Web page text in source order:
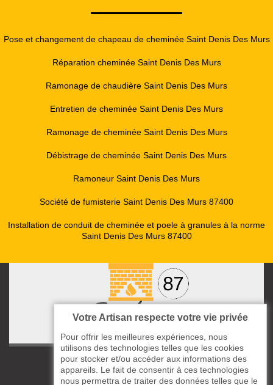
Pose et changement de chapeau de cheminée Saint Denis Des Murs
Réparation cheminée Saint Denis Des Murs
Ramonage de chaudière Saint Denis Des Murs
Entretien de cheminée Saint Denis Des Murs
Ramonage de cheminée Saint Denis Des Murs
Débistrage de cheminée Saint Denis Des Murs
Ramoneur Saint Denis Des Murs
Société de fumisterie Saint Denis Des Murs 87400
Installation de conduit de cheminée et poele à granules à la norme
Saint Denis Des Murs 87400
ccas le Bourg
87220 Boisseuil
Votre Artisan respecte votre vie privée
Pour offrir les meilleures expériences, nous
utilisons des technologies telles que les cookies
pour stocker et/ou accéder aux informations des
appareils. Le fait de consentir à ces technologies
nous permettra de traiter des données telles que le